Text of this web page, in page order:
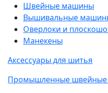
Швейные машины
Вышивальные
Оверлоки и
Манекены
Аксессуары для шитья
Промышленные